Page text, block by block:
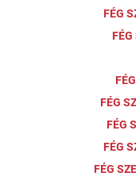
FÉG
FÉG
FÉG
FÉG
FÉG